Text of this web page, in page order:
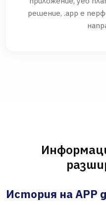
решение, .app е
История на APP